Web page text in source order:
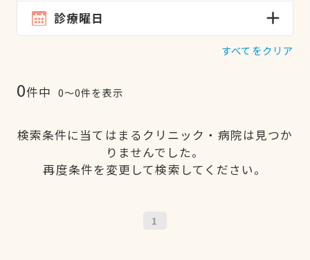
診療曜日
すべてをクリア
0件中 0〜0件を表示
検索条件に当てはまるクリニック・病院は見つか
りませんでした。
再度条件を変更して検索してください。
1